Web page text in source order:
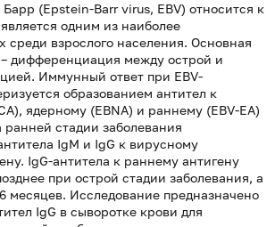
(Epstein-Barr virus, EBV) относится к
одним из наиболее
среди взрослого населения. Основная
– дифференциация между острой и
Иммунный ответ при EBV-
образованием антител к
ядерному (EBNA) и раннему (EBV-EA)
ранней стадии заболевания
IgM и IgG к вирусному
IgG-антитела к раннему антигену
при острой стадии заболевания, а
месяцев. Исследование предназначено
IgG в сыворотке крови для